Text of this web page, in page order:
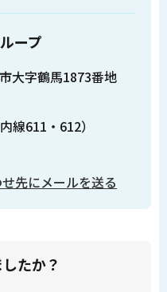
ープ
大字鶴馬1873番地
線611・612）
先にメールを送る
たか？